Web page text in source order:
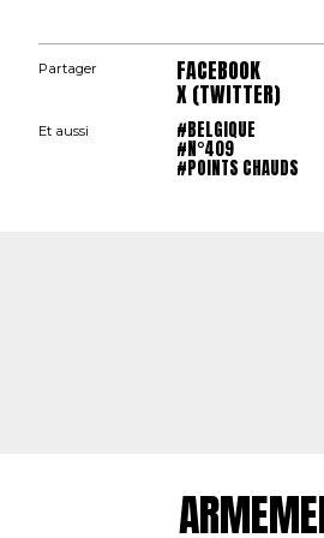
Partager FACEBOOK
X (TWITTER)
Et aussi #BELGIQUE
#N°409
#POINTS CHAUDS